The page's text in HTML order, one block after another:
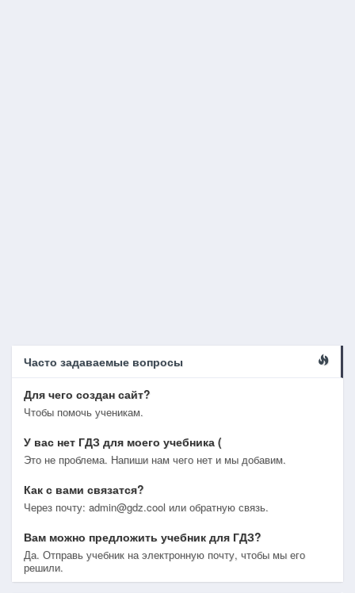
Часто задаваемые вопросы
Для чего создан сайт?
Чтобы помочь ученикам.
У вас нет ГДЗ для моего учебника (
Это не проблема. Напиши нам чего нет и мы добавим.
Как с вами связатся?
Через почту: admin@gdz.cool или обратную связь.
Вам можно предложить учебник для ГДЗ?
Да. Отправь учебник на электронную почту, чтобы мы его
решили.